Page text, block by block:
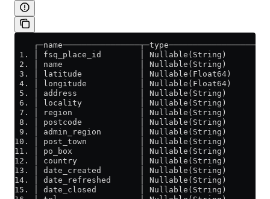
1. │ fsq_place_id        │ Nullable(String)
2. │ name                │ Nullable(String)
3. │ latitude            │ Nullable(Float64)
4. │ longitude           │ Nullable(Float64)
5. │ address             │ Nullable(String)
6. │ locality            │ Nullable(String)
7. │ region              │ Nullable(String)
8. │ postcode            │ Nullable(String)
9. │ admin_region        │ Nullable(String)
10. │ post_town           │ Nullable(String)
11. │ po_box              │ Nullable(String)
12. │ country             │ Nullable(String)
13. │ date_created        │ Nullable(String)
14. │ date_refreshed      │ Nullable(String)
15. │ date_closed         │ Nullable(String)